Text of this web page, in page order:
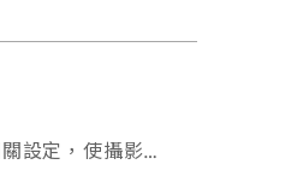
設定，使攝影機